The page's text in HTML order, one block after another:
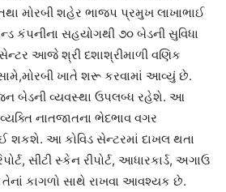
મોરબી શહેર ભાજપ પ્રમુખ લાખાભાઈ
કંપનીના સહયોગથી ૭૦ બેડની સુવિધા
સેન્ટર આજે શ્રી દશાશ્રીમાળી વણિક
ખાતે શરૂ કરવામાં આવ્યું છે.
બેડની વ્યવસ્થા ઉપલબ્ધ રહેશે. આ
નાતજાતના ભેદભાવ વગર
લઈ શકશે. આ કોવિડ સેન્ટરમાં દાખલ થતા
સીટી સ્કેન રીપોર્ટ, આધારકાર્ડ, અગાઉ
કાગળો સાથે રાખવા આવશ્યક છે.